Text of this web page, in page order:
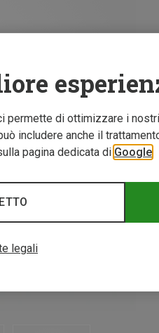
permette di ottimizzare i
includere anche il
pagina dedicata di Google
legali